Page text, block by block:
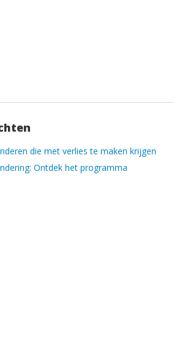
die met verlies te maken krijgen
Ontdek het programma